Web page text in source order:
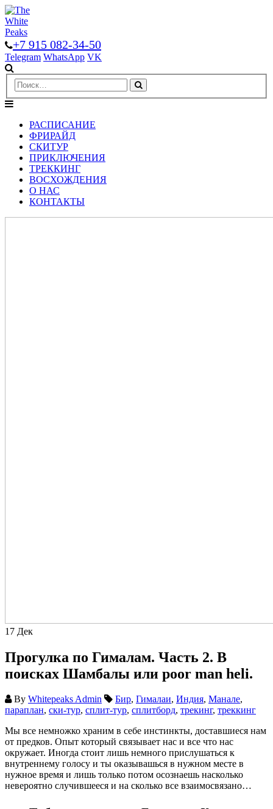
+7 915 082-34-50
Telegram WhatsApp VK
РАСПИСАНИЕ
ФРИРАЙД
СКИТУР
ПРИКЛЮЧЕНИЯ
ТРЕККИНГ
ВОСХОЖДЕНИЯ
О НАС
КОНТАКТЫ
17 Дек
Прогулка по Гималам. Часть 2. В
поисках Шамбалы или poor man heli.
By Whitepeaks Admin Бир, Гималаи, Индия, Манале,
параплан, ски-тур, сплит-тур, сплитборд, трекинг, треккинг
Мы все немножко храним в себе инстинкты, доставшиеся нам
от предков. Опыт который связывает нас и все что нас
окружает. Иногда стоит лишь немного прислушаться к
внутреннему голосу и ты оказывашься в нужном месте в
нужное время и лишь только потом осознаешь насколько
невероятно случившееся и на сколько все взаимосвязано…